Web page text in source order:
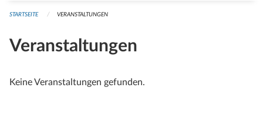
STARTSEITE VERANSTALTUNGEN
Veranstaltungen
Keine Veranstaltungen gefunden.